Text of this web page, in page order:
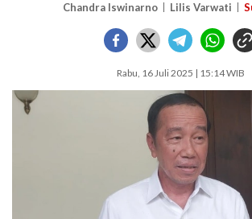
Chandra Iswinarno Lilis Varwati
Rabu, 16 Juli 2025 | 15:14 WIB